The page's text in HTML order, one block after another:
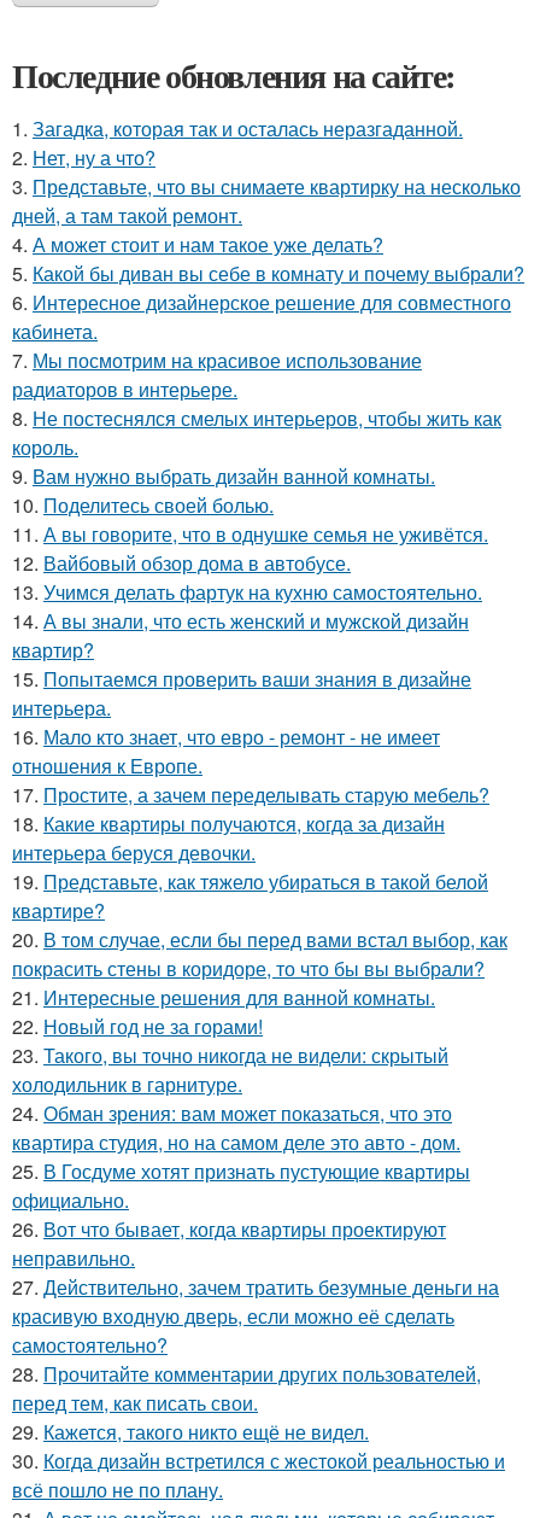
Последние обновления на сайте:
1. Загадка, которая так и осталась неразгаданной.
2. Нет, ну а что?
3. Представьте, что вы снимаете квартирку на несколько
дней, а там такой ремонт.
4. А может стоит и нам такое уже делать?
5. Какой бы диван вы себе в комнату и почему выбрали?
6. Интересное дизайнерское решение для совместного
кабинета.
7. Мы посмотрим на красивое использование
радиаторов в интерьере.
8. Не постеснялся смелых интерьеров, чтобы жить как
король.
9. Вам нужно выбрать дизайн ванной комнаты.
10. Поделитесь своей болью.
11. А вы говорите, что в однушке семья не уживётся.
12. Вайбовый обзор дома в автобусе.
13. Учимся делать фартук на кухню самостоятельно.
14. А вы знали, что есть женский и мужской дизайн
квартир?
15. Попытаемся проверить ваши знания в дизайне
интерьера.
16. Мало кто знает, что евро - ремонт - не имеет
отношения к Европе.
17. Простите, а зачем переделывать старую мебель?
18. Какие квартиры получаются, когда за дизайн
интерьера беруся девочки.
19. Представьте, как тяжело убираться в такой белой
квартире?
20. В том случае, если бы перед вами встал выбор, как
покрасить стены в коридоре, то что бы вы выбрали?
21. Интересные решения для ванной комнаты.
22. Новый год не за горами!
23. Такого, вы точно никогда не видели: скрытый
холодильник в гарнитуре.
24. Обман зрения: вам может показаться, что это
квартира студия, но на самом деле это авто - дом.
25. В Госдуме хотят признать пустующие квартиры
официально.
26. Вот что бывает, когда квартиры проектируют
неправильно.
27. Действительно, зачем тратить безумные деньги на
красивую входную дверь, если можно её сделать
самостоятельно?
28. Прочитайте комментарии других пользователей,
перед тем, как писать свои.
29. Кажется, такого никто ещё не видел.
30. Когда дизайн встретился с жестокой реальностью и
всё пошло не по плану.